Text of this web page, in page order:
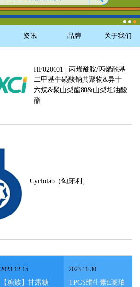
资讯 品牌 关于我们
HF020601 | 丙烯酰胺/丙烯酰基
二甲基牛磺酸钠共聚物&异十
六烷&聚山梨酯80&山梨坦油酸
酯
Cyclolab（匈牙利）
【糖族】甘露糖
2023-12-15
TPGS维生素E琥珀
2023-11-30